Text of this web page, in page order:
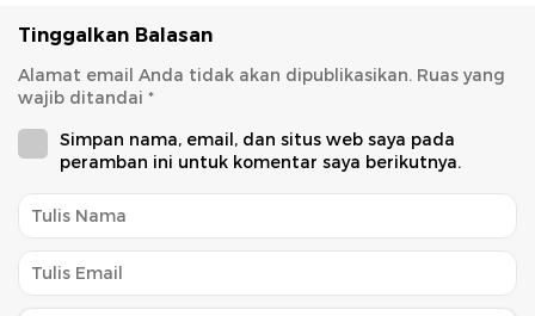
Tinggalkan Balasan
Alamat email Anda tidak akan dipublikasikan. Ruas yang
wajib ditandai *
Simpan nama, email, dan situs web saya pada
peramban ini untuk komentar saya berikutnya.